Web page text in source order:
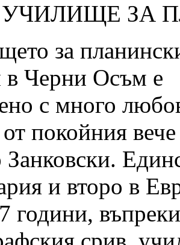
УЧИЛИЩЕ ЗА
за
в Черни Осъм е
с много
покойния вече
и второ в
години, въпреки